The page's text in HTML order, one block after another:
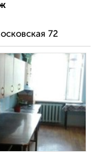
72